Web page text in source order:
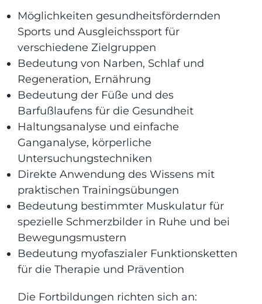
Möglichkeiten gesundheitsfördernden
Sports und Ausgleichssport für
verschiedene Zielgruppen
Bedeutung von Narben, Schlaf und
Regeneration, Ernährung
Bedeutung der Füße und des
Barfußlaufens für die Gesundheit
Haltungsanalyse und einfache
Ganganalyse, körperliche
Untersuchungstechniken
Direkte Anwendung des Wissens mit
praktischen Trainingsübungen
Bedeutung bestimmter Muskulatur für
spezielle Schmerzbilder in Ruhe und bei
Bewegungsmustern
Bedeutung myofaszialer Funktionsketten
für die Therapie und Prävention
Die Fortbildungen richten sich an: